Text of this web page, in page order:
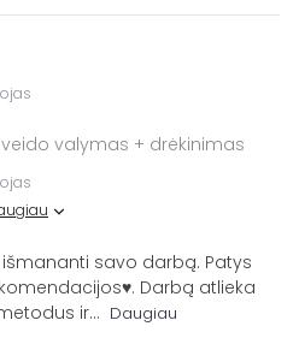
valymas + drėkinimas
savo darbą. Patys
Darbą atlieka
ir... Daugiau